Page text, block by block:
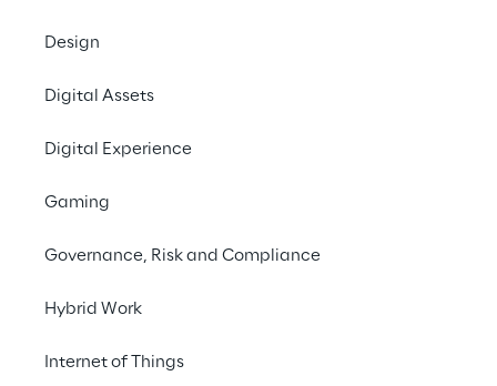
Design
Digital Assets
Digital Experience
Gaming
Governance, Risk and Compliance
Hybrid Work
Internet of Things